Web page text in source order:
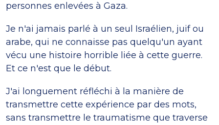
personnes enlevées à Gaza.
Je n'ai jamais parlé à un seul Israélien, juif ou
arabe, qui ne connaisse pas quelqu'un ayant
vécu une histoire horrible liée à cette guerre.
Et ce n'est que le début.
J'ai longuement réfléchi à la manière de
transmettre cette expérience par des mots,
sans transmettre le traumatisme que traverse